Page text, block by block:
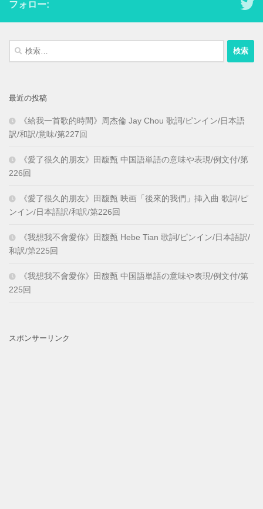
フォロー:
検
最近の投稿
《給我一首歌的時間》周杰倫 Jay Chou 歌詞/ピンイン/日本語
訳/和訳/意味/第227回
《愛了很久的朋友》田馥甄 中国語単語の意味や表現/例文付/第
226回
《愛了很久的朋友》田馥甄 映画「後來的我們」挿入曲 歌詞/ピ
ンイン/日本語訳/和訳/第226回
《我想我不會愛你》田馥甄 Hebe Tian 歌詞/ピンイン/日本語訳/
和訳/第225回
《我想我不會愛你》田馥甄 中国語単語の意味や表現/例文付/第
225回
スポンサーリンク